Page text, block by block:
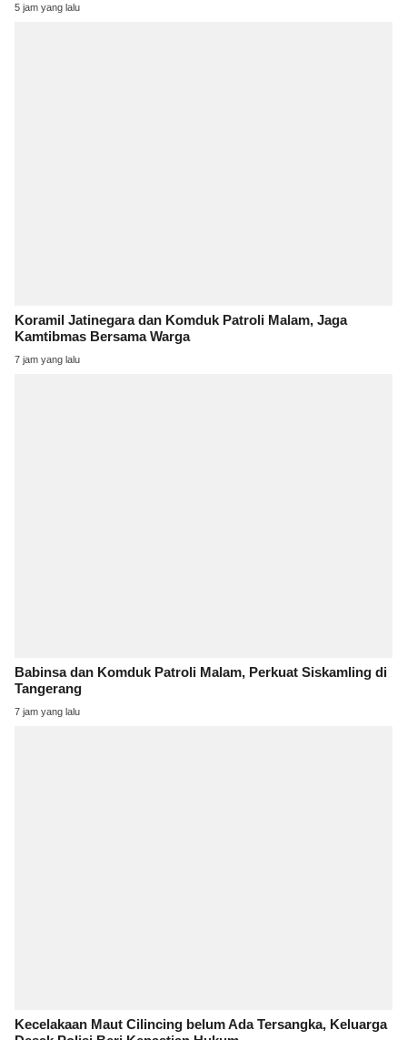
5 jam yang lalu
Koramil Jatinegara dan Komduk Patroli Malam, Jaga
Kamtibmas Bersama Warga
7 jam yang lalu
Babinsa dan Komduk Patroli Malam, Perkuat Siskamling di
Tangerang
7 jam yang lalu
Kecelakaan Maut Cilincing belum Ada Tersangka, Keluarga